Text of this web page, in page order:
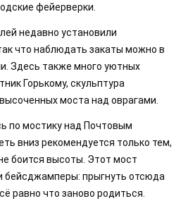
фейерверки.
недавно установили
что наблюдать закаты можно в
Здесь также много уютных
Горькому, скульптура
моста над оврагами.
по мостику над Почтовым
вниз рекомендуется только тем,
боится высоты. Этот мост
бейсджамперы: прыгнуть отсюда
равно что заново родиться.